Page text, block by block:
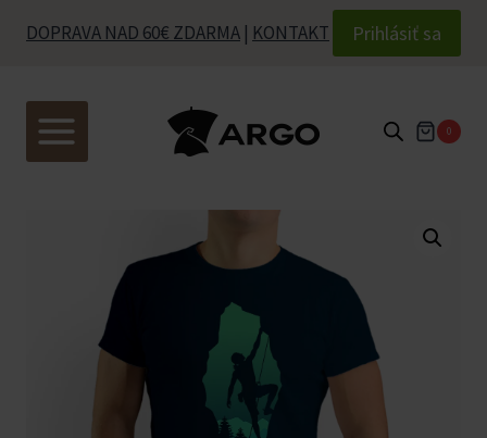
DOPRAVA NAD 60€ ZDARMA | KONTAKT Prihlásiť sa
0